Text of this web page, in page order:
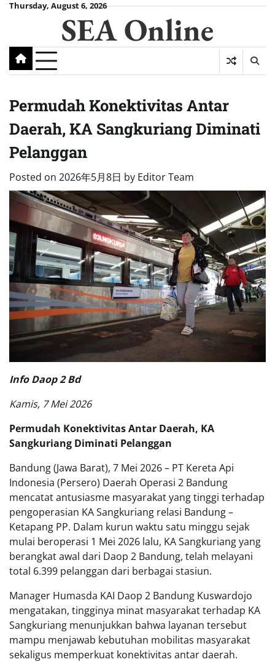
SkipThursday, August 6, 2026
SEA Online
Permudah Konektivitas Antar
Daerah, KA Sangkuriang Diminati
Pelanggan
Posted on 2026年5月8日 by Editor Team
Info Daop 2 Bd
Kamis, 7 Mei 2026
Permudah Konektivitas Antar Daerah, KA
Sangkuriang Diminati Pelanggan
Bandung (Jawa Barat), 7 Mei 2026 – PT Kereta Api
Indonesia (Persero) Daerah Operasi 2 Bandung
mencatat antusiasme masyarakat yang tinggi terhadap
pengoperasian KA Sangkuriang relasi Bandung –
Ketapang PP. Dalam kurun waktu satu minggu sejak
mulai beroperasi 1 Mei 2026 lalu, KA Sangkuriang yang
berangkat awal dari Daop 2 Bandung, telah melayani
total 6.399 pelanggan dari berbagai stasiun.
Manager Humasda KAI Daop 2 Bandung Kuswardojo
mengatakan, tingginya minat masyarakat terhadap KA
Sangkuriang menunjukkan bahwa layanan tersebut
mampu menjawab kebutuhan mobilitas masyarakat
sekaligus memperkuat konektivitas antar daerah.